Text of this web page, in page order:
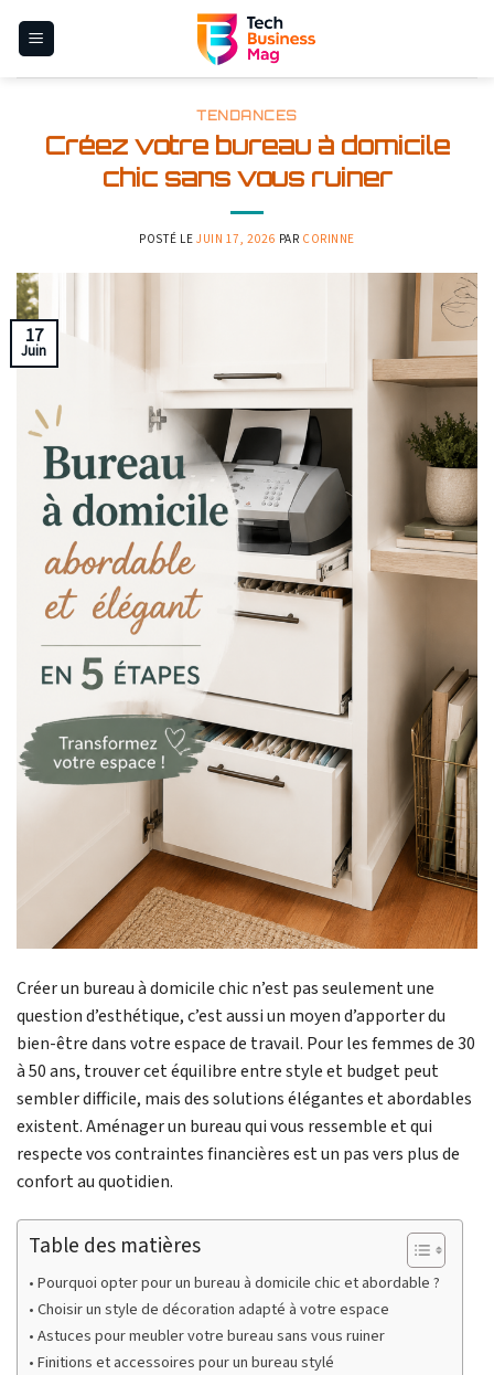
TENDANCES
Créez votre bureau à domicile
chic sans vous ruiner
POSTÉ LEJUIN 17, 2026 PAR CORINNE
17
Juin
Créer un bureau à domicile chic n’est pas seulement une
question d’esthétique, c’est aussi un moyen d’apporter du
bien-être dans votre espace de travail. Pour les femmes de 30
à 50 ans, trouver cet équilibre entre style et budget peut
sembler difficile, mais des solutions élégantes et abordables
existent. Aménager un bureau qui vous ressemble et qui
respecte vos contraintes financières est un pas vers plus de
confort au quotidien.
Table des matières
Pourquoi opter pour un bureau à domicile chic et abordable ?
Choisir un style de décoration adapté à votre espace
Astuces pour meubler votre bureau sans vous ruiner
Finitions et accessoires pour un bureau stylé